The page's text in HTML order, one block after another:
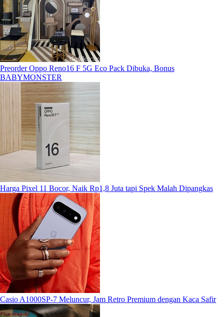
Preorder Oppo Reno16 F 5G Eco Pack Dibuka, Bonus
BABYMONSTER
Harga Pixel 11 Bocor, Naik Rp1,8 Juta tapi Spek Malah Dipangkas
Casio A1000SP-7 Meluncur, Jam Retro Premium dengan Kaca Safir